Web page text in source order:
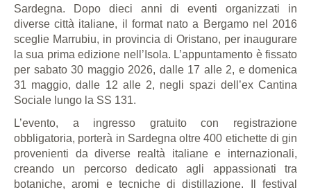
Sardegna. Dopo dieci anni di eventi organizzati in
diverse città italiane, il format nato a Bergamo nel 2016
sceglie Marrubiu, in provincia di Oristano, per inaugurare
la sua prima edizione nell’Isola. L’appuntamento è fissato
per sabato 30 maggio 2026, dalle 17 alle 2, e domenica
31 maggio, dalle 12 alle 2, negli spazi dell’ex Cantina
Sociale lungo la SS 131.
L’evento, a ingresso gratuito con registrazione
obbligatoria, porterà in Sardegna oltre 400 etichette di gin
provenienti da diverse realtà italiane e internazionali,
creando un percorso dedicato agli appassionati tra
botaniche, aromi e tecniche di distillazione. Il festival